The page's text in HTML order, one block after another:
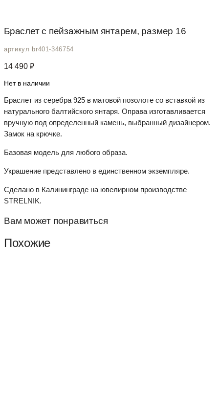
Браслет с пейзажным янтарем, размер 16
артикул br401-346754
14 490 ₽
Нет в наличии
Браслет из серебра 925 в матовой позолоте со вставкой из
натурального балтийского янтаря. Оправа изготавливается
вручную под определенный камень, выбранный дизайнером.
Замок на крючке.
Базовая модель для любого образа.
Украшение представлено в единственном экземпляре.
Сделано в Калининграде на ювелирном производстве
STRELNIK.
Вам может понравиться
Похожие